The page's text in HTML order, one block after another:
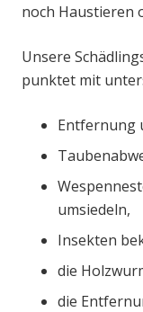
noch Haustieren
Unsere
punktet mit
Entfernung
umsiedeln,
Insekten
die
die